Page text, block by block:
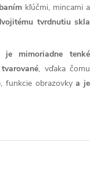
kľúčmi, mincami a
tvrdnutiu skla
mimoriadne tenké
, vďaka čomu
funkcie obrazovkya je